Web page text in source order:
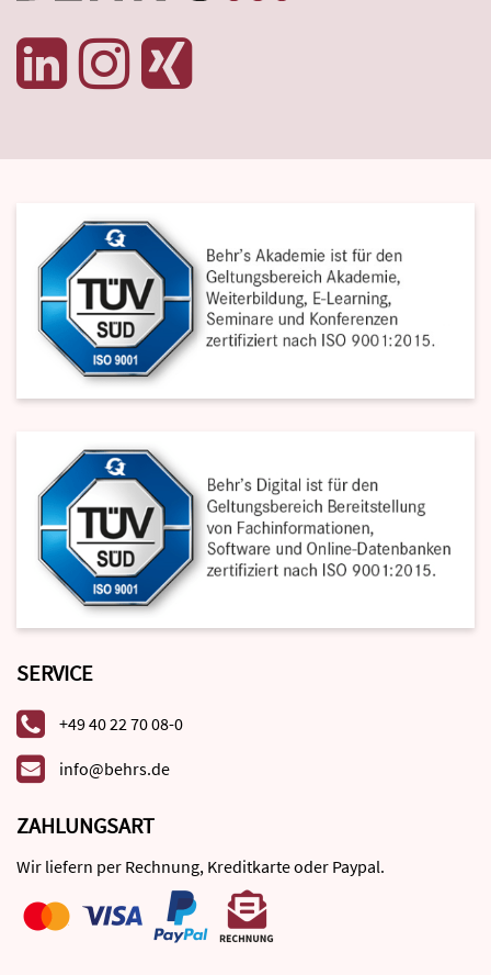
SERVICE
+49 40 22 70 08-0
info@behrs.de
ZAHLUNGSART
Wir liefern per Rechnung, Kreditkarte oder Paypal.